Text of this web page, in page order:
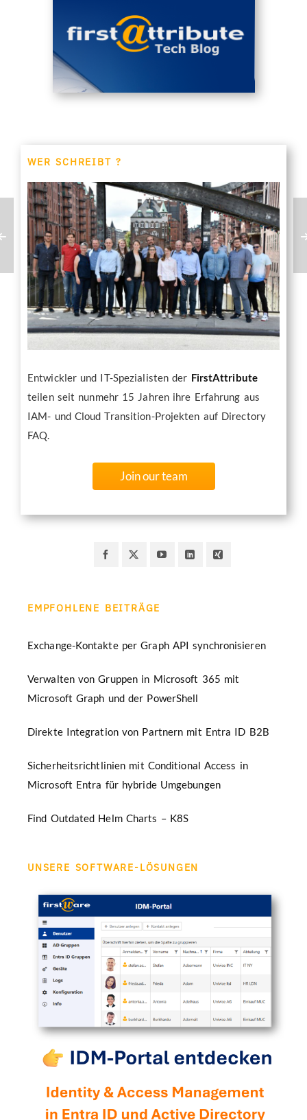
WER SCHREIBT ?
Entwickler und IT-Spezialisten der FirstAttribute
teilen seit nunmehr 15 Jahren ihre Erfahrung aus
IAM- und Cloud Transition-Projekten auf Directory
FAQ.
Join our team
EMPFOHLENE BEITRÄGE
Exchange-Kontakte per Graph API synchronisieren
Verwalten von Gruppen in Microsoft 365 mit
Microsoft Graph und der PowerShell
Direkte Integration von Partnern mit Entra ID B2B
Sicherheitsrichtlinien mit Conditional Access in
Microsoft Entra für hybride Umgebungen
Find Outdated Helm Charts – K8S
UNSERE SOFTWARE-LÖSUNGEN